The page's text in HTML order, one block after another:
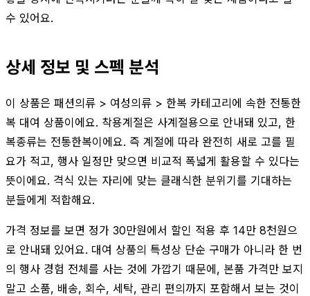
수 있어요.
상세 정보 및 스펙 분석
이 상품은 패션의류 > 여성의류 > 한복 카테고리에 속한 전통한
복 대여 상품이에요. 착용계절은 사계절용으로 안내돼 있고, 한
복종류는 전통한복이에요. 즉 계절에 따라 완전히 새로 고를 필
요가 적고, 행사 일정만 맞으면 비교적 폭넓게 활용할 수 있다는
뜻이에요. 격식 있는 자리에 맞는 클래식한 분위기를 기대하는
분들에게 적합해요.
가격 정보를 보면 정가 30만원에서 할인 적용 후 14만 8천원으
로 안내돼 있어요. 대여 상품의 특성상 단순 구매가 아니라 한 번
의 행사 경험 전체를 사는 것에 가깝기 때문에, 본품 가격만 보지
말고 소품, 배송, 회수, 세탁, 관리 편의까지 포함해서 보는 것이